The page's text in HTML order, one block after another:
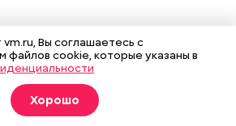
vm.ru, Вы соглашаетесь с
файлов cookie, которые указаны в
Хорошо